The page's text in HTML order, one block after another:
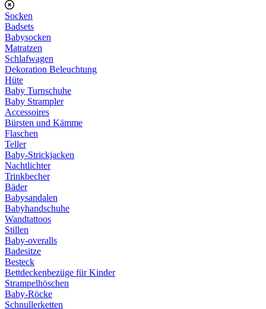
Socken
Badsets
Babysocken
Matratzen
Schlafwagen
Dekoration Beleuchtung
Hüte
Baby Turnschuhe
Baby Strampler
Accessoires
Bürsten und Kämme
Flaschen
Teller
Baby-Strickjacken
Nachtlichter
Trinkbecher
Bäder
Babysandalen
Babyhandschuhe
Wandtattoos
Stillen
Baby-overalls
Badesitze
Besteck
Bettdeckenbezüge für Kinder
Strampelhöschen
Baby-Röcke
Schnullerketten